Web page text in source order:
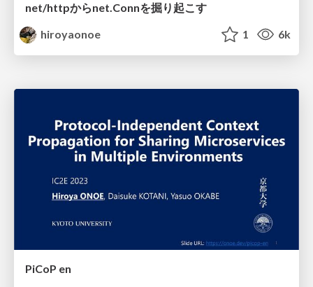
net/httpからnet.Connを掘り起こす
hiroyaonoe
1 6k
PiCoP en